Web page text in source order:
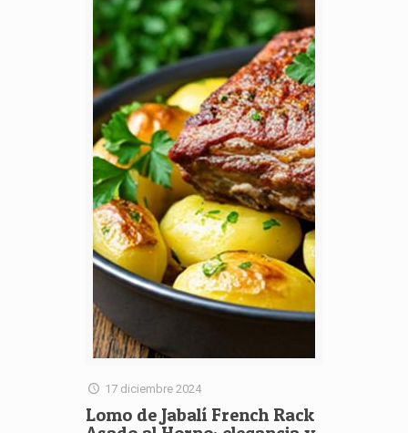
17 diciembre 2024
Lomo de Jabalí French Rack